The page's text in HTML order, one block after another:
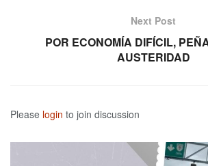
Next Post
POR ECONOMÍA DIFÍCIL,
AUSTERIDAD
Please login to join discussion